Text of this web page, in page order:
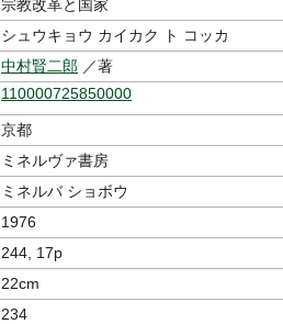
宗教改革と国家
シュウキョウ カイカク ト コッカ
中村賢二郎 ／著
110000725850000
京都
ミネルヴァ書房
ミネルバ ショボウ
1976
244, 17p
22cm
234